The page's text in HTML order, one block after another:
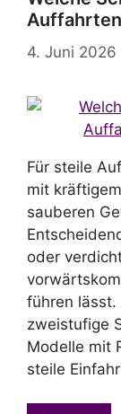
4. Juni 2026
Für steile
mit
sauberen
oder
führen lässt.
zweistufige
Modelle mit
steile